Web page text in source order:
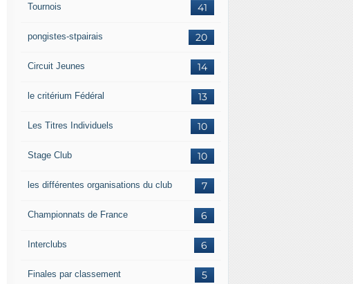
41
Tournois
20
pongistes-stpairais
14
Circuit Jeunes
13
le critérium Fédéral
10
Les Titres Individuels
10
Stage Club
7
les différentes organisations du club
6
Championnats de France
6
Interclubs
5
Finales par classement